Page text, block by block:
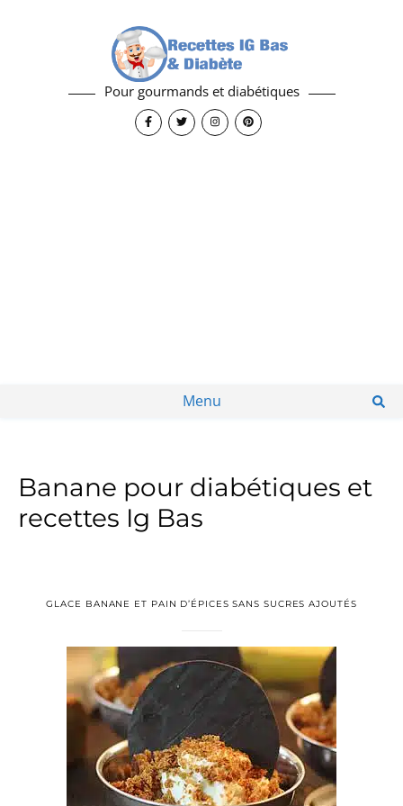
Pour gourmands et diabétiques
Menu
Banane pour diabétiques et
recettes Ig Bas
GLACE BANANE ET PAIN D’ÉPICES SANS SUCRES AJOUTÉS